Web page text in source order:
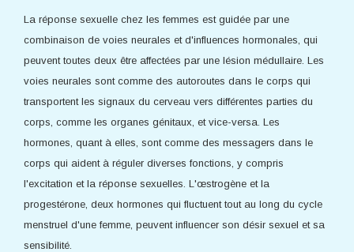
La réponse sexuelle chez les femmes est guidée par une
combinaison de voies neurales et d'influences hormonales, qui
peuvent toutes deux être affectées par une lésion médullaire. Les
voies neurales sont comme des autoroutes dans le corps qui
transportent les signaux du cerveau vers différentes parties du
corps, comme les organes génitaux, et vice-versa. Les
hormones, quant à elles, sont comme des messagers dans le
corps qui aident à réguler diverses fonctions, y compris
l'excitation et la réponse sexuelles. L'œstrogène et la
progestérone, deux hormones qui fluctuent tout au long du cycle
menstruel d'une femme, peuvent influencer son désir sexuel et sa
sensibilité.